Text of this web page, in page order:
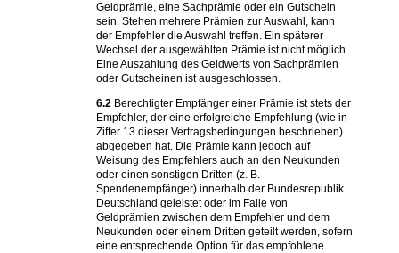
Geldprämie, eine Sachprämie oder ein Gutschein
sein. Stehen mehrere Prämien zur Auswahl, kann
der Empfehler die Auswahl treffen. Ein späterer
Wechsel der ausgewählten Prämie ist nicht möglich.
Eine Auszahlung des Geldwerts von Sachprämien
oder Gutscheinen ist ausgeschlossen.
6.2 Berechtigter Empfänger einer Prämie ist stets der
Empfehler, der eine erfolgreiche Empfehlung (wie in
Ziffer 13 dieser Vertragsbedingungen beschrieben)
abgegeben hat. Die Prämie kann jedoch auf
Weisung des Empfehlers auch an den Neukunden
oder einen sonstigen Dritten (z. B.
Spendenempfänger) innerhalb der Bundesrepublik
Deutschland geleistet oder im Falle von
Geldprämien zwischen dem Empfehler und dem
Neukunden oder einem Dritten geteilt werden, sofern
eine entsprechende Option für das empfohlene